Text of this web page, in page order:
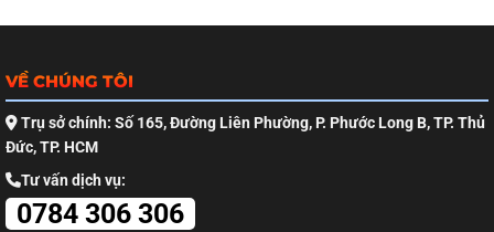
VỀ CHÚNG TÔI
Trụ sở chính: Số 165, Đường Liên Phường, P. Phước Long B, TP. Thủ
Đức, TP. HCM
Tư vấn dịch vụ:
0784 306 306